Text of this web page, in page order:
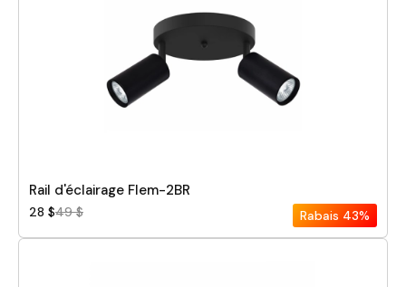
Rail d'éclairage Flem-2BR
28 $49 $ Rabais 43%